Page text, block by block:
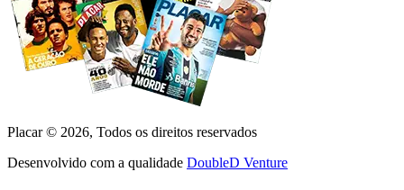
Placar © 2026, Todos os direitos reservados
Desenvolvido com a qualidade DoubleD Venture